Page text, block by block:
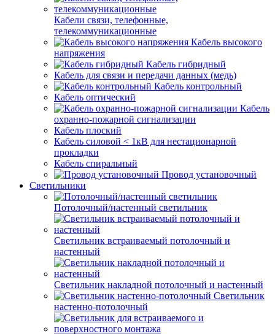
Кабели связи, телефонные,
телекоммуникационные
Кабель высокого
напряжения
Кабель гибридный
Кабель для связи и передачи данных (медь)
Кабель контрольный
Кабель оптический
Кабель
охранно-пожарной сигнализации
Кабель плоский
Кабель силовой < 1кВ для нестационарной
прокладки
Кабель спиральный
Провод установочный
Светильники
Потолочный/настенный светильник
Светильник встраиваемый потолочный и
настенный
Светильник накладной потолочный и настенный
Светильник
настенно-потолочный